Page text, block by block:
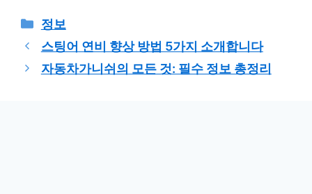
카
테
리
정보
스팅어 연비 향상 방법 5가지 소개합니다
자동차가니쉬의 모든 것: 필수 정보 총정리